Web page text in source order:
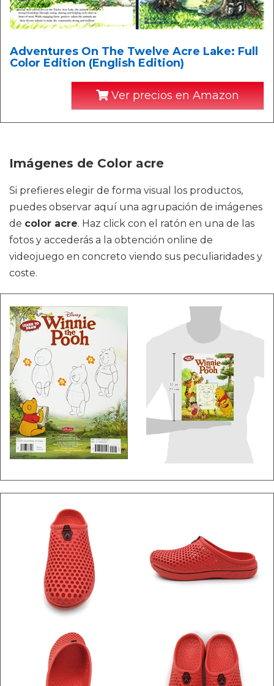
Adventures On The Twelve Acre Lake: Full
Color Edition (English Edition)
Ver precios en Amazon
Imágenes de Color acre
Si prefieres elegir de forma visual los productos,
puedes observar aquí una agrupación de imágenes
de color acre. Haz click con el ratón en una de las
fotos y accederás a la obtención online de
videojuego en concreto viendo sus peculiaridades y
coste.